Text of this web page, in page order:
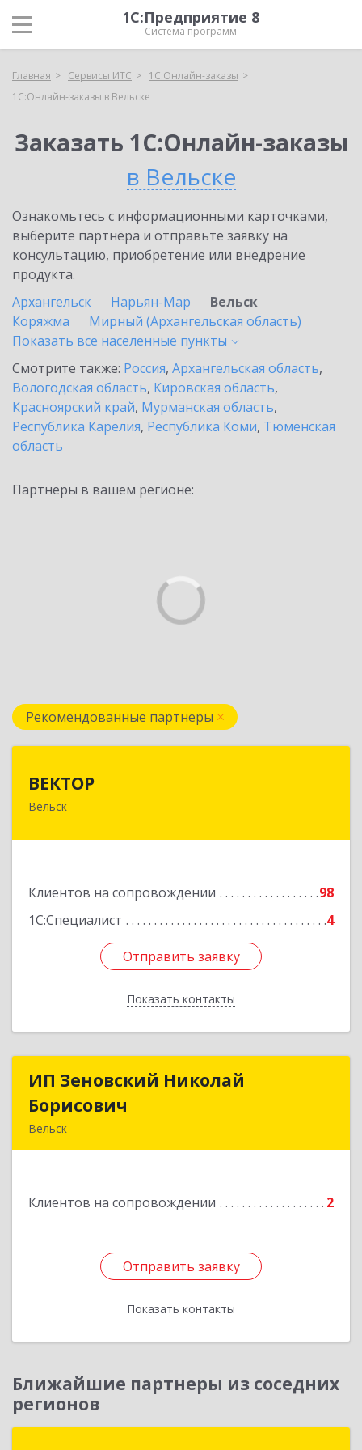
1С:Предприятие 8
Система программ
Главная Сервисы ИТС
1С:Онлайн-заказы
1С:Онлайн-заказы в Вельске
Заказать 1С:Онлайн-заказы
в Вельске
Ознакомьтесь с информационными карточками,
выберите партнёра и отправьте заявку на
консультацию, приобретение или внедрение
продукта.
Архангельск
Нарьян-Мар
Вельск
Коряжма
Мирный (Архангельская область)
Показать все населенные пункты
Смотрите также: Россия, Архангельская область,
Вологодская область, Кировская область,
Красноярский край, Мурманская область,
Республика Карелия, Республика Коми, Тюменская
область
Партнеры в вашем регионе:
Рекомендованные партнеры
ВЕКТОР
Вельск
Клиентов на сопровождении
98
1С:Специалист
4
Отправить заявку
Показать контакты
Отправить заявку
Назад
ИП Зеновский Николай
Борисович
Вельск
Клиентов на сопровождении 2
Отправить заявку
Показать контакты
ИП Зеновский Николай
Подробнее
Отправить заявку
Назад
Ближайшие партнеры из соседних
регионов